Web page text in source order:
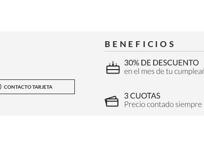
CONTACTO TARJETA
BENEFICIOS